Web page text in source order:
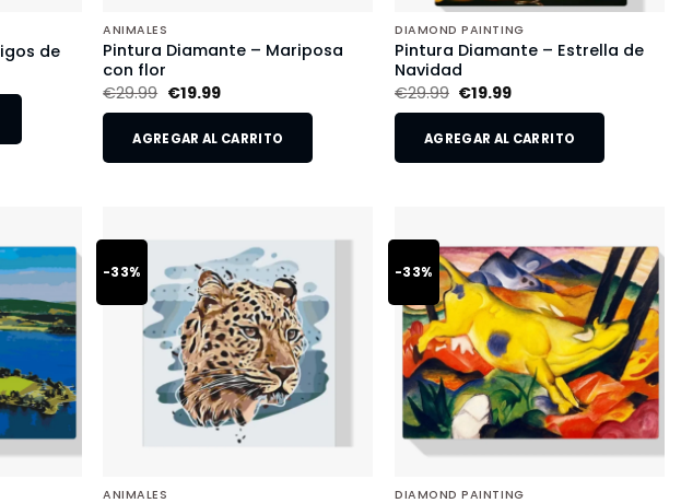
de
ANIMALES
Pintura Diamante – Mariposa
con flor
€29.99 €19.99
AGREGAR AL CARRITO
DIAMOND PAINTING
Pintura Diamante – Estrella de
Navidad
€29.99 €19.99
AGREGAR AL CARRITO
-33%
ANIMALES
-33%
DIAMOND PAINTING